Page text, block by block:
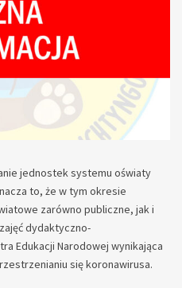
jednostek systemu oświaty
to, że w tym okresie
zarówno publiczne, jak i
dydaktyczno-
Edukacji Narodowej wynikająca
się koronawirusa.